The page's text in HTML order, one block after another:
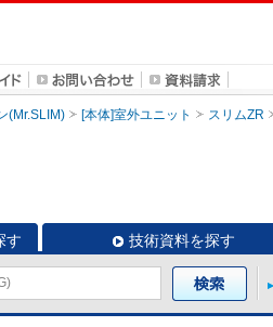
(Mr.SLIM) [本体]室外ユニット スリムZR
す 技術資料を探す